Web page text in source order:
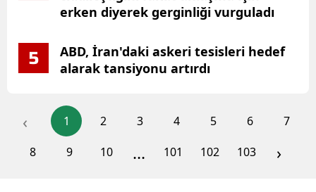
erken diyerek gerginliği vurguladı
5
ABD, İran'daki askeri tesisleri hedef
alarak tansiyonu artırdı
‹ 1 2 3 4 5 6
7
8
9 10 ... 101 102 103 ›